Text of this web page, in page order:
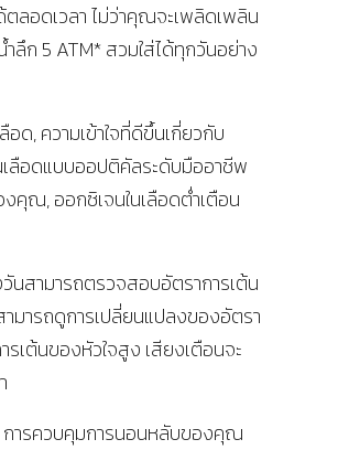
ลอดเวลา ไม่ว่าคุณจะเพลิดเพลิน
ลึก 5 ATM* สวมใส่ได้ทุกวันอย่าง
ด, ความเข้าใจที่ดีขึ้นเกี่ยวกับ
ลือดแบบออปติคัลระดับมืออาชีพ
คุณ, ออกซิเจนในเลือดต่ำเตือน
สามารถตรวจสอบอัตราการเต้น
มารถดูการเปลี่ยนแปลงของอัตรา
รเต้นของหัวใจสูง เสียงเตือนจะ
ารควบคุมการนอนหลับของคุณ